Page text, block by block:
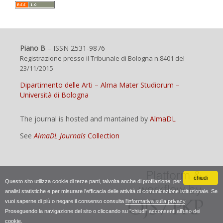
chiudi
Questo sito utilizza cookie di terze parti, talvolta anche di profilazione, per
analisi statistiche e per misurare l'efficacia delle attività di comunicazione istituzionale. Se
vuoi saperne di più o negare il consenso consulta l'informativa sulla privacy.
Proseguendo la navigazione del sito o cliccando su "chiudi" acconsenti all'uso dei
cookie.
Piano B– ISSN 2531-9876
Registrazione presso il Tribunale di Bologna n.8401 del
23/11/2015
Dipartimento delle Arti – Alma Mater Studiorum –
Università di Bologna
The journal is hosted and mantained by AlmaDL
See AlmaDL JournalsCollection